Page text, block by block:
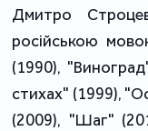
Дмитро
російською
(1990),
стихах" (1999),
(2009), "Шаг"